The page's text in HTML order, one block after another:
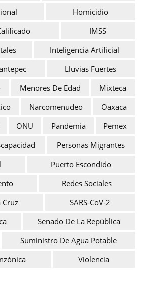
Homicidio
IMSS
Inteligencia Artificial
Lluvias Fuertes
Menores De Edad
Mixteca
Narcomenudeo
Oaxaca
ONU Pandemia
Pemex
Personas Migrantes
Puerto Escondido
Redes Sociales
Cruz
SARS-CoV-2
Senado De La República
Suministro De Agua Potable
Violencia